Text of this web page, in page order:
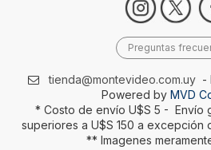
Preguntas
tienda@montevideo.com.uy -
Powered by MVD
* Costo de envío U$S 5 - Envío
superiores a U$S 150 a excepción
** Imagenes